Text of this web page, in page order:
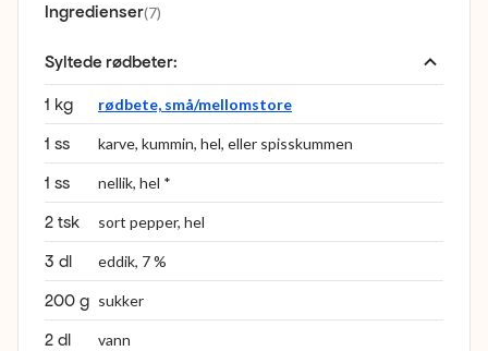
Ingredienser(7)
Syltede rødbeter:
1 kg rødbete, små/mellomstore
1 ss karve, kummin, hel, eller spisskummen
1 ss nellik, hel *
2 tsk sort pepper, hel
3 dl eddik, 7 %
200 g sukker
2 dl vann